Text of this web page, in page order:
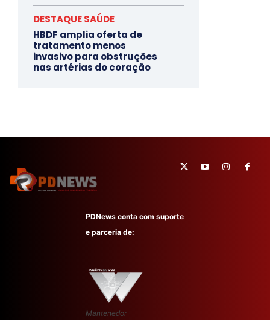
DESTAQUE SAÚDE
HBDF amplia oferta de
tratamento menos
invasivo para obstruções
nas artérias do coração
PDNews conta com suporte
e parceria de:
Mantenedor